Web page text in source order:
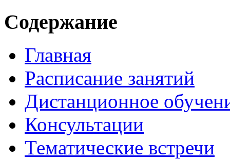
Содержание
Главная
Расписание занятий
Дистанционное
Консультации
Тематические встречи